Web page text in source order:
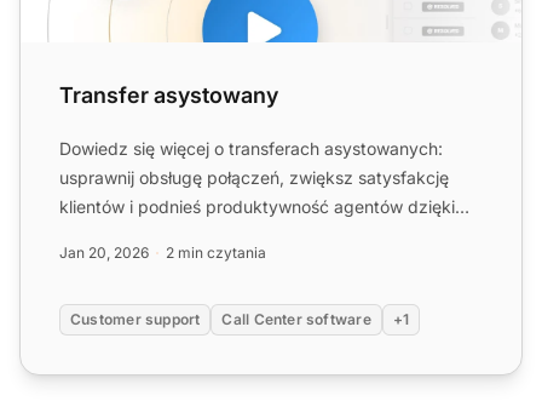
Transfer asystowany
Dowiedz się więcej o transferach asystowanych:
usprawnij obsługę połączeń, zwiększ satysfakcję
klientów i podnieś produktywność agentów dzięki
Jan 20, 2026 2 min czytania
Customer support Call Center software +1